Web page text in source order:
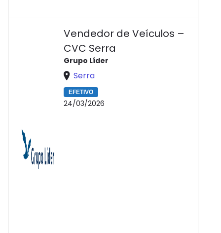
Vendedor de Veículos –
CVC Serra
Grupo Líder
Serra
EFETIVO
24/03/2026